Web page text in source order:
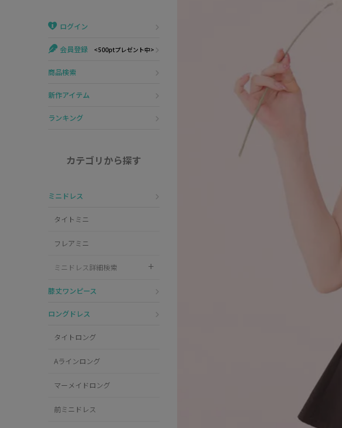
GLAMOROUS
ログイン
会員登録 <500ptプレゼント中>
商品検索
新作アイテム
ランキング
カテゴリから探す
ミニドレス
タイトミニ
フレアミニ
ミニドレス詳細検索
膝丈ワンピース
ロングドレス
タイトロング
Aラインロング
マーメイドロング
前ミニドレス